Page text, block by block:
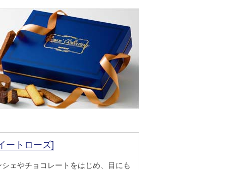
ートローズ]
ェやチョコレートをはじめ、目にも